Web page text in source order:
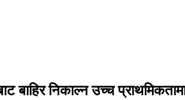
बाहिर निकाल्न उच्च